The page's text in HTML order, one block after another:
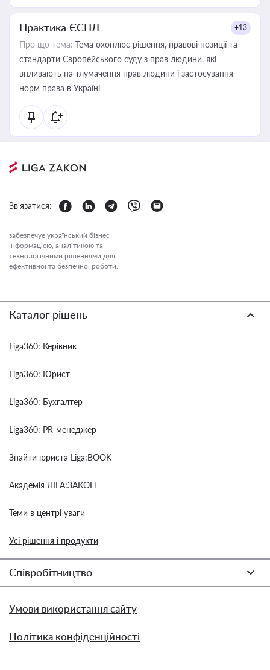
Практика ЄСПЛ +13
Про що тема: Тема охоплює рішення, правові позиції та
стандарти Європейського суду з прав людини, які
впливають на тлумачення прав людини і застосування
норм права в Україні
Зв'язатися:
забезпечує український бізнес
інформацією, аналітикою та
технологічними рішеннями для
ефективної та безпечної роботи.
Каталог рішень
Liga360: Керівник
Liga360: Юрист
Liga360: Бухгалтер
Liga360: PR-менеджер
Знайти юриста Liga:BOOK
Академія ЛІГА:ЗАКОН
Теми в центрі уваги
Усі рішення і продукти
Співробітництво
Умови використання сайту
Політика конфіденційності